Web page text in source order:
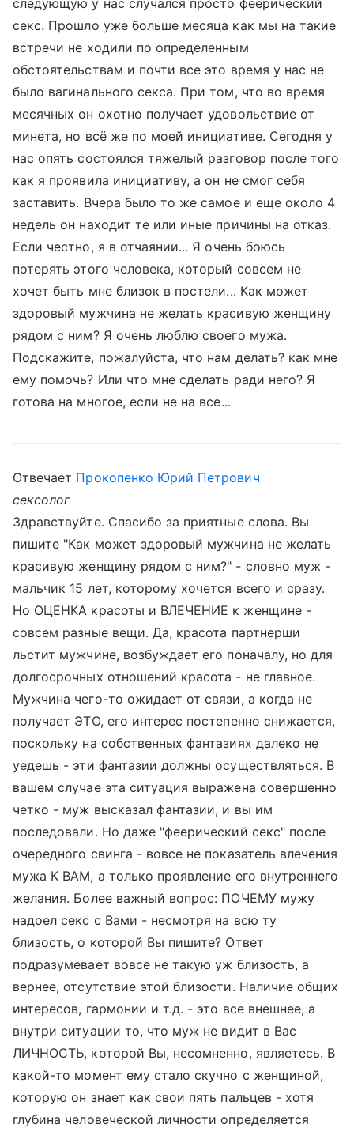
следующую у нас случался просто феерический
секс. Прошло уже больше месяца как мы на такие
встречи не ходили по определенным
обстоятельствам и почти все это время у нас не
было вагинального секса. При том, что во время
месячных он охотно получает удовольствие от
минета, но всё же по моей инициативе. Сегодня у
нас опять состоялся тяжелый разговор после того
как я проявила инициативу, а он не смог себя
заставить. Вчера было то же самое и еще около 4
недель он находит те или иные причины на отказ.
Если честно, я в отчаянии... Я очень боюсь
потерять этого человека, который совсем не
хочет быть мне близок в постели... Как может
здоровый мужчина не желать красивую женщину
рядом с ним? Я очень люблю своего мужа.
Подскажите, пожалуйста, что нам делать? как мне
ему помочь? Или что мне сделать ради него? Я
готова на многое, если не на все...
Отвечает Прокопенко Юрий Петрович
сексолог
Здравствуйте. Спасибо за приятные слова. Вы
пишите "Как может здоровый мужчина не желать
красивую женщину рядом с ним?" - словно муж -
мальчик 15 лет, которому хочется всего и сразу.
Но ОЦЕНКА красоты и ВЛЕЧЕНИЕ к женщине -
совсем разные вещи. Да, красота партнерши
льстит мужчине, возбуждает его поначалу, но для
долгосрочных отношений красота - не главное.
Мужчина чего-то ожидает от связи, а когда не
получает ЭТО, его интерес постепенно снижается,
поскольку на собственных фантазиях далеко не
уедешь - эти фантазии должны осуществляться. В
вашем случае эта ситуация выражена совершенно
четко - муж высказал фантазии, и вы им
последовали. Но даже "феерический секс" после
очередного свинга - вовсе не показатель влечения
мужа К ВАМ, а только проявление его внутреннего
желания. Более важный вопрос: ПОЧЕМУ мужу
надоел секс с Вами - несмотря на всю ту
близость, о которой Вы пишите? Ответ
подразумевает вовсе не такую уж близость, а
вернее, отсутствие этой близости. Наличие общих
интересов, гармонии и т.д. - это все внешнее, а
внутри ситуации то, что муж не видит в Вас
ЛИЧНОСТЬ, которой Вы, несомненно, являетесь. В
какой-то момент ему стало скучно с женщиной,
которую он знает как свои пять пальцев - хотя
глубина человеческой личности определяется